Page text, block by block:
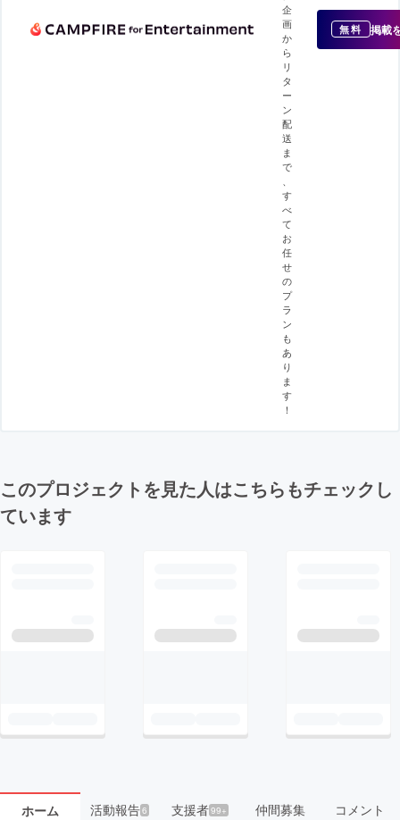
企
画
か
ら
リ
タ
ー
ン
配
送
ま
で
す
べ
て
お
任
せ
の
プ
ラ
ン
も
あ
り
ま
す
！
無料 掲載
このプロジェクトを見た人はこちらもチェックし
ています
ホーム 活動報告6 支援者99+ 仲間募集 コメント